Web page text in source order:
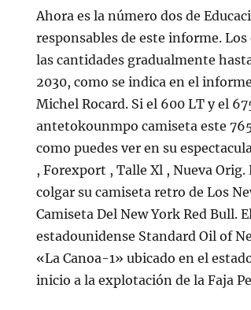
Ahora es la número dos de
responsables de este informe.
las cantidades gradualmente
2030, como se indica en el
Michel Rocard. Si el 600 LT y el
antetokounmpo camiseta este
como puedes ver en su
, Forexport , Talle Xl , Nueva
colgar su camiseta retro de Los
Camiseta Del New York Red Bull.
estadounidense Standard Oil of
«La Canoa-1» ubicado en el
inicio a la explotación de la Faja